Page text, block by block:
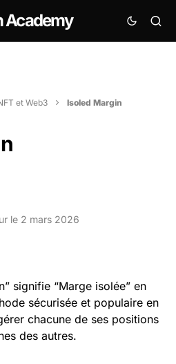
Academy
et Web3 Isoled Margin
le 2 mars 2026
signifie “Marge isolée” en
sécurisée et populaire en
chacune de ses positions
des autres.